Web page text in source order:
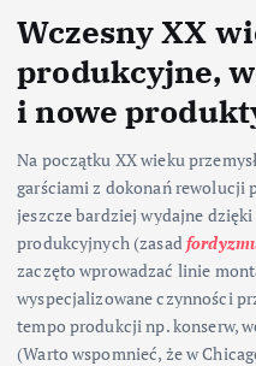
Wczesny XX
produkcyjne,
i nowe
Na początku XX wieku
garściami z dokonań rewolucji
jeszcze bardziej wydajne
produkcyjnych (zasad
zaczęto wprowadzać linie
wyspecjalizowane czynności
tempo produkcji np. konserw,
(Warto wspomnieć, że w